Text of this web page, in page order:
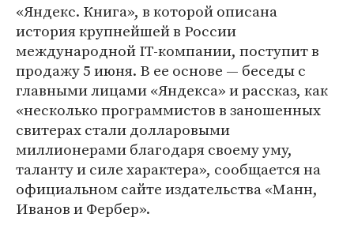
«Яндекс. Книга», в которой описана
история крупнейшей в России
международной IT-компании, поступит в
продажу 5 июня. В ее основе — беседы с
главными лицами «Яндекса» и рассказ, как
«несколько программистов в заношенных
свитерах стали долларовыми
миллионерами благодаря своему уму,
таланту и силе характера», сообщается на
официальном сайте издательства «Манн,
Иванов и Фербер».